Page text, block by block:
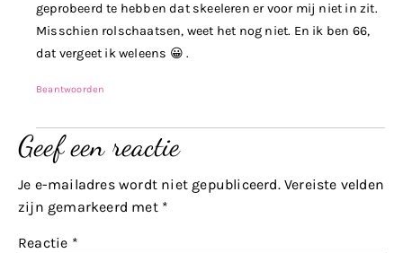
geprobeerd te hebben dat skeeleren er voor mij niet in zit.
Misschien rolschaatsen, weet het nog niet. En ik ben 66,
dat vergeet ik weleens 😀 .
Beantwoorden
Geef een reactie
Je e-mailadres wordt niet gepubliceerd. Vereiste velden
zijn gemarkeerd met *
Reactie *